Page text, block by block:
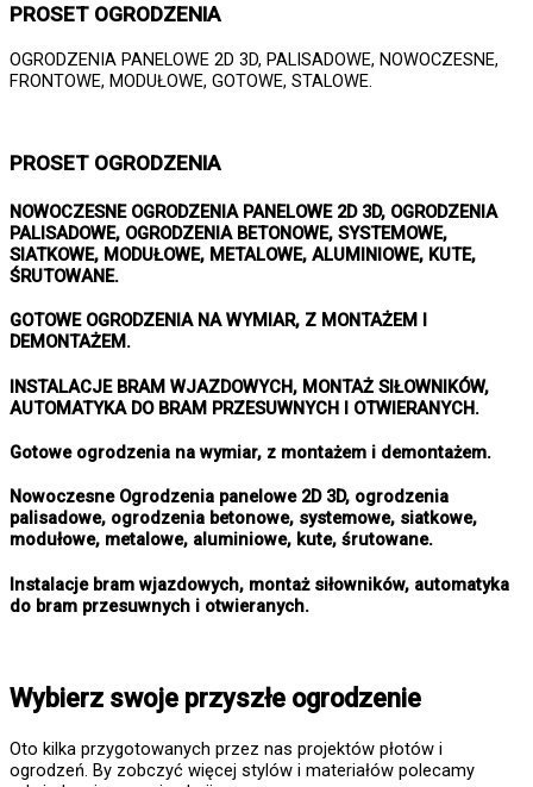
PROSET OGRODZENIA
OGRODZENIA PANELOWE 2D 3D, PALISADOWE, NOWOCZESNE,
FRONTOWE, MODUŁOWE, GOTOWE, STALOWE.
PROSET OGRODZENIA
NOWOCZESNE OGRODZENIA PANELOWE 2D 3D, OGRODZENIA
PALISADOWE, OGRODZENIA BETONOWE, SYSTEMOWE,
SIATKOWE, MODUŁOWE, METALOWE, ALUMINIOWE, KUTE,
ŚRUTOWANE.
GOTOWE OGRODZENIA NA WYMIAR, Z MONTAŻEM I
DEMONTAŻEM.
INSTALACJE BRAM WJAZDOWYCH, MONTAŻ SIŁOWNIKÓW,
AUTOMATYKA DO BRAM PRZESUWNYCH I OTWIERANYCH.
Gotowe ogrodzenia na wymiar, z montażem i demontażem.
Nowoczesne Ogrodzenia panelowe 2D 3D, ogrodzenia
palisadowe, ogrodzenia betonowe, systemowe, siatkowe,
modułowe, metalowe, aluminiowe, kute, śrutowane.
Instalacje bram wjazdowych, montaż siłowników, automatyka
do bram przesuwnych i otwieranych.
Wybierz swoje przyszłe ogrodzenie
Oto kilka przygotowanych przez nas projektów płotów i
ogrodzeń. By zobczyć więcej stylów i materiałów polecamy